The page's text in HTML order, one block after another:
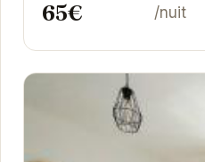
65€ /nuit